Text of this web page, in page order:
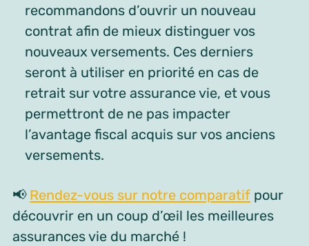
recommandons d’ouvrir un nouveau
contrat afin de mieux distinguer vos
nouveaux versements. Ces derniers
seront à utiliser en priorité en cas de
retrait sur votre assurance vie, et vous
permettront de ne pas impacter
l’avantage fiscal acquis sur vos anciens
versements.
📢 Rendez-vous sur notre comparatif pour
découvrir en un coup d’œil les meilleures
assurances vie du marché !